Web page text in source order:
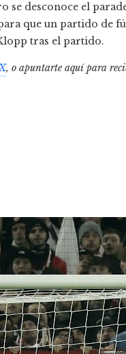
se desconoce el
que un partido de
tras el partido.
, o apuntarte aquí para